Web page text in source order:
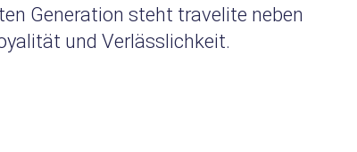
Generation steht travelite neben
und Verlässlichkeit.